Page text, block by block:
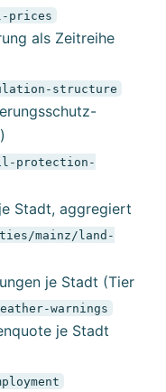
prices
als Zeitreihe
structure
protection-
Stadt, aggregiert
mainz/land-
je Stadt (Tier
warnings
je Stadt